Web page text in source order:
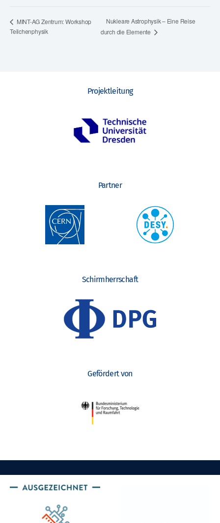
MINT-AG Zentrum: Workshop
Teilchenphysik
Nukleare Astrophysik – Eine Reise
durch die Elemente
Projektleitung
Partner
Schirmherrschaft
Gefördert von